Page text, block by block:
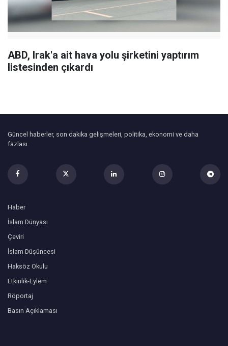
ABD, Irak'a ait hava yolu şirketini yaptırım
listesinden çıkardı
Güncel haberler, son dakika gelişmeleri, politika, ekonomi ve daha
fazlası.
Haber
İslam Dünyası
Çeviri
İslam Düşüncesi
Haksöz Okulu
Etkinlik-Eylem
Röportaj
Basın Açıklaması